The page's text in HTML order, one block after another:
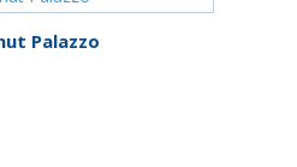
Palazzo